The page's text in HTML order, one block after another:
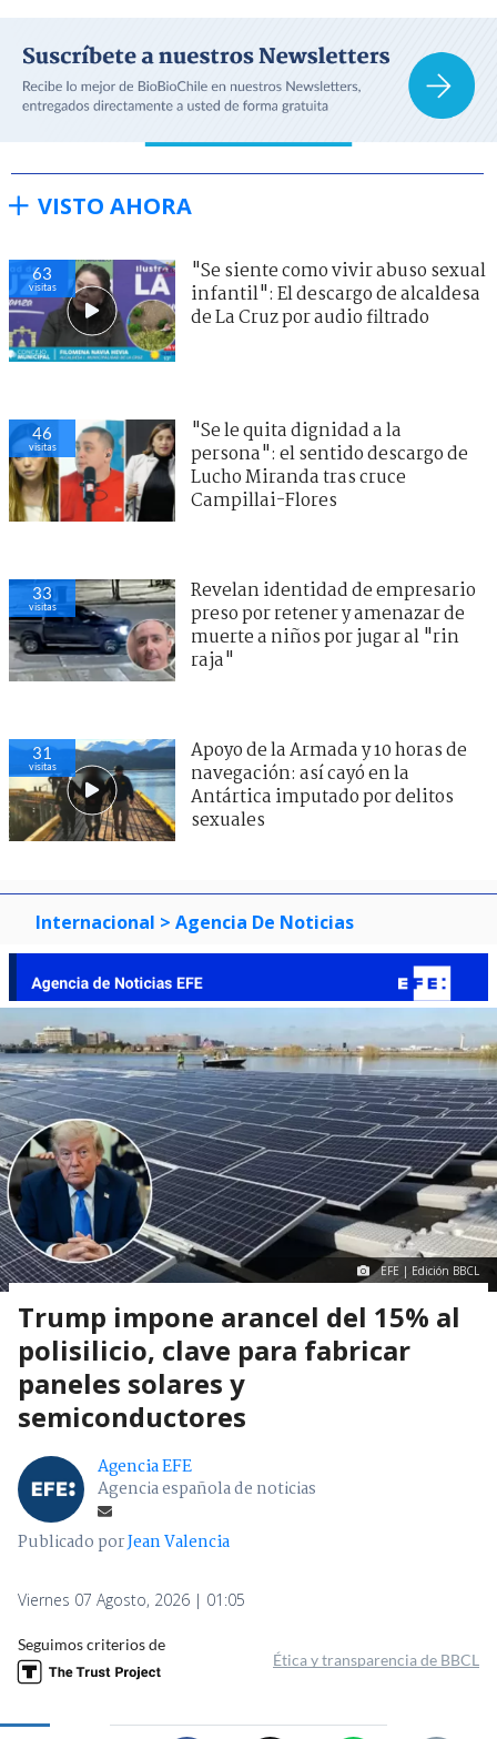
VISTO AHORA
63
visitas
"Se siente como vivir abuso sexual
infantil": El descargo de alcaldesa
de La Cruz por audio filtrado
46
visitas
"Se le quita dignidad a la
persona": el sentido descargo de
Lucho Miranda tras cruce
Campillai-Flores
33
visitas
Revelan identidad de empresario
preso por retener y amenazar de
muerte a niños por jugar al "rin
raja"
31
visitas
Apoyo de la Armada y 10 horas de
navegación: así cayó en la
Antártica imputado por delitos
sexuales
Internacional > Agencia De Noticias
EFE | Edición BBCL
Trump impone arancel del 15% al
polisilicio, clave para fabricar
paneles solares y
semiconductores
Agencia EFE
Agencia española de noticias
Publicado porJean Valencia
Viernes 07 Agosto, 2026 | 01:05
Seguimos criterios de
Ética y transparencia de BBCL